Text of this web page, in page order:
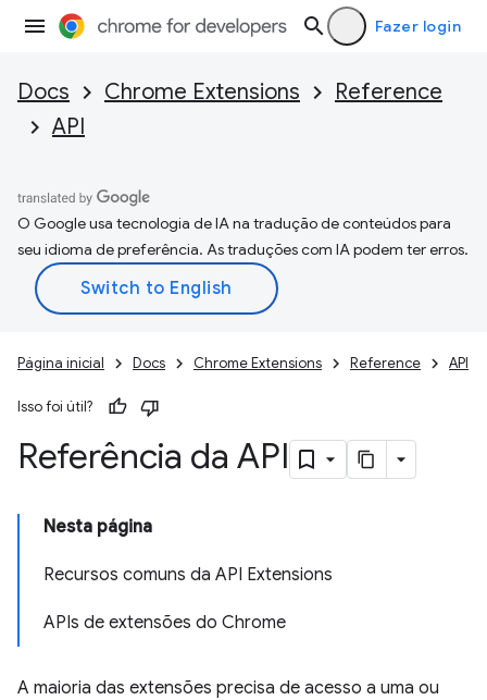
Fazer login
Docs Chrome Extensions
Reference
API
O Google usa tecnologia de IA na tradução de conteúdos para
seu idioma de preferência. As traduções com IA podem ter erros.
Página inicial Docs Chrome Extensions Reference API
Isso foi útil?
Referência da API
Nesta página
Recursos comuns da API Extensions
APIs de extensões do Chrome
A maioria das extensões precisa de acesso a uma ou